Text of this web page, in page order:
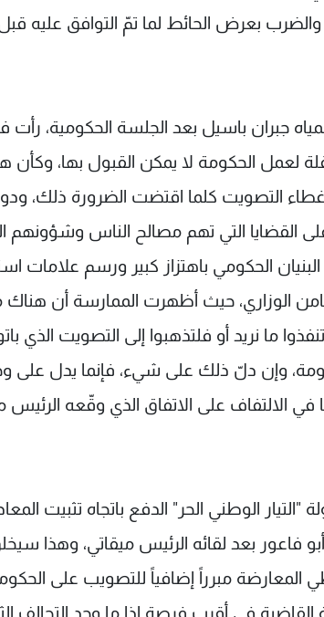
والضرب بعرض الحائط لما تمّ التوافق عليه
جبران باسيل بعد الجلسة الحكومية، رأت
لعمل الحكومة لا يمكن القبول بها، وكأن
التصويت كلما اقتضت الضرورة ذلك،
القضايا التي تهم مصالح الناس وشؤونهم
الحكومي باهتزاز كبير ورسم علامات
الوزاري، حيث أظهرت الممارسة أن
ما نريد أو فلتذهبوا إلى التصويت الذي
وإن دلّ ذلك على شيء، فإنما يدل على
في الالتفاف على الاتفاق الذي وقّعه الرئيس
الوطني الحر" الدفع باتجاه تثبيت
فاعور بعد لقائه الرئيس ميقاتي، وهذا
مبرراً إضافياً للتصويب على